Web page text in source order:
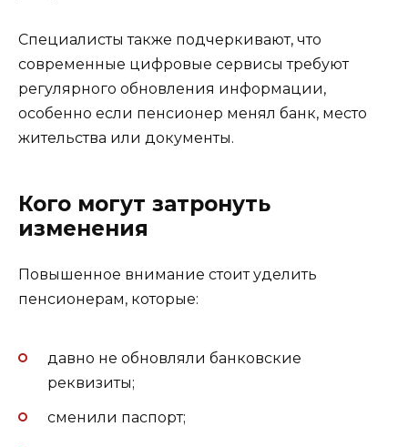
Специалисты также подчеркивают, что
современные цифровые сервисы требуют
регулярного обновления информации,
особенно если пенсионер менял банк, место
жительства или документы.
Кого могут затронуть
изменения
Повышенное внимание стоит уделить
пенсионерам, которые:
давно не обновляли банковские
реквизиты;
сменили паспорт;